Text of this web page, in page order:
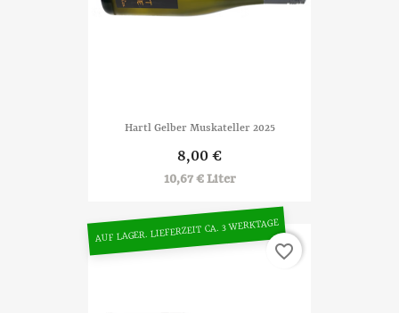
Hartl Gelber Muskateller 2025
8,00 €
10,67 € Liter
AUF LAGER. LIEFERZEIT CA. 3 WERKTAGE
favorite_border